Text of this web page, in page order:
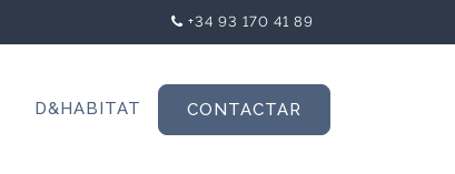
+34 93 170 41 89
D&HABITAT CONTACTAR